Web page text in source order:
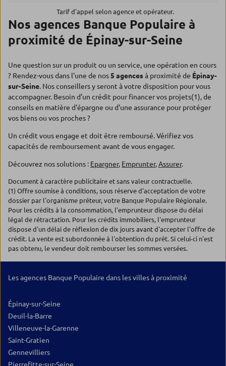
Tarif d'appel selon agence et opérateur.
Nos agences Banque Populaire à
proximité de Épinay-sur-Seine
Une question sur un produit ou un service, une opération en cours
? Rendez-vous dans l'une de nos5 agencesà proximité de Épinay-
sur-Seine. Nos conseillers y seront à votre disposition pour vous
accompagner. Besoin d'un crédit pour financer vos projets(1), de
conseils en matière d'épargne ou d'une assurance pour protéger
vos biens ou vos proches ?
Un crédit vous engage et doit être remboursé. Vérifiez vos
capacités de remboursement avant de vous engager.
Découvrez nos solutions : Epargner, Emprunter,Assurer.
Document à caractère publicitaire et sans valeur contractuelle.
(1) Offre soumise à conditions, sous réserve d'acceptation de votre
dossier par l'organisme prêteur, votre Banque Populaire Régionale.
Pour les crédits à la consommation, l'emprunteur dispose du délai
légal de rétractation. Pour les crédits immobiliers, l'emprunteur
dispose d'un délai de réflexion de dix jours avant d'accepter l'offre de
crédit. La vente est subordonnée à l'obtention du prêt. Si celui-ci n'est
pas obtenu, le vendeur doit rembourser les sommes versées.
Les agences Banque Populaire dans les villes à proximité
Épinay-sur-Seine
Deuil-la-Barre
Villeneuve-la-Garenne
Saint-Gratien
Gennevilliers